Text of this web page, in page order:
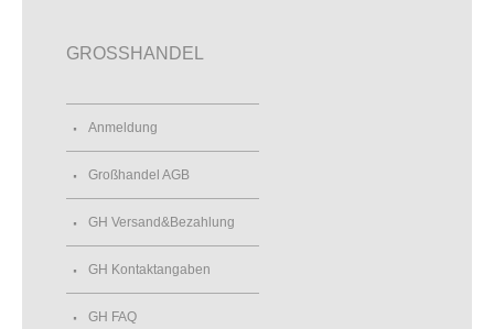
GROSSHANDEL
Anmeldung
Großhandel AGB
GH Versand&Bezahlung
GH Kontaktangaben
GH FAQ